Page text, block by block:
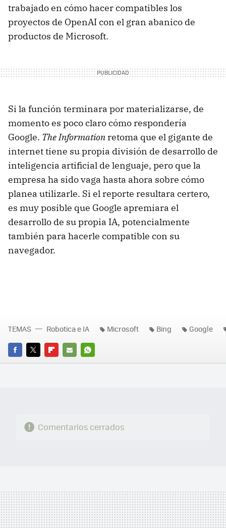
trabajado en cómo hacer compatibles los
proyectos de OpenAI con el gran abanico de
productos de Microsoft.
Si la función terminara por materializarse, de
momento es poco claro cómo respondería
Google. The Information retoma que el gigante de
internet tiene su propia división de desarrollo de
inteligencia artificial de lenguaje, pero que la
empresa ha sido vaga hasta ahora sobre cómo
planea utilizarle. Si el reporte resultara certero,
es muy posible que Google apremiara el
desarrollo de su propia IA, potencialmente
también para hacerle compatible con su
navegador.
FACEBOOK
TWITTERFLIPBOARD
E-
WHATSAPP
TEMAS Robotica e IA Microsoft Bing Google
Comentarios cerrados